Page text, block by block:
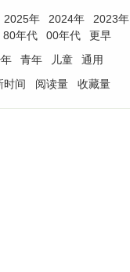
2025年 2024年 2023年
80年代 00年代
更早
青年 儿童
通用
时间 阅读量 收藏量